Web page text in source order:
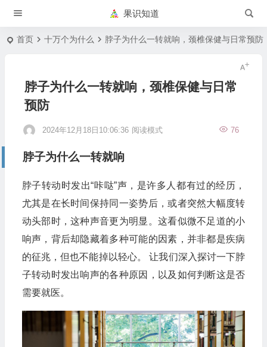
果识知道
首页 十万个为什么 脖子为什么一转就响，颈椎保健与日常预防
脖子为什么一转就响，颈椎保健与日常
预防
2024年12月18日10:06:36 76
阅读模式
脖子为什么一转就响
脖子转动时发出“咔哒”声，是许多人都有过的经历，
尤其是在长时间保持同一姿势后，或者突然大幅度转
动头部时，这种声音更为明显。这看似微不足道的小
响声，背后却隐藏着多种可能的因素，并非都是疾病
的征兆，但也不能掉以轻心。 让我们深入探讨一下脖
子转动时发出响声的各种原因，以及如何判断这是否
需要就医。